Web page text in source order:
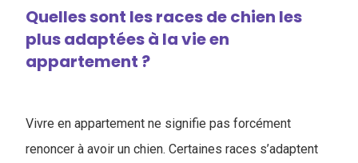
Quelles sont les races de chien les
plus adaptées à la vie en
appartement ?
Vivre en appartement ne signifie pas forcément
renoncer à avoir un chien. Certaines races s’adaptent